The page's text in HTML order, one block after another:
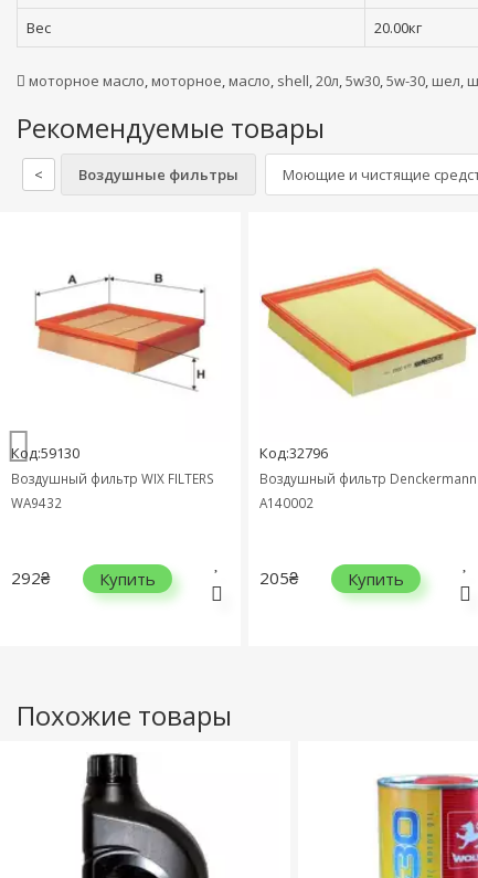
Вес
20.00кг
моторное масло, моторное, масло, shell,20л,5w30,5w-30, шел,
Рекомендуемые товары
< Воздушные фильтры Моющие и чистящие
Код:59130
Воздушный фильтр WIX FILTERS
WA9432
292₴ Купить
Код:32796
Воздушный фильтр Denckermann
A140002
205₴ Купить
Похожие товары